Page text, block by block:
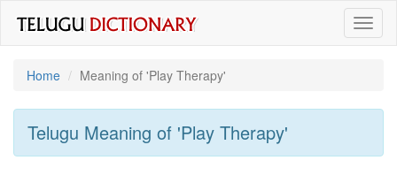
Home
Meaning of 'play Therapy'
Telugu Meaning of 'play Therapy'